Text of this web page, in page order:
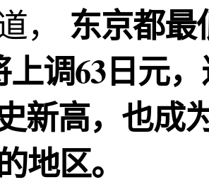
， 东京都
调63日元
新高，也成
地区。